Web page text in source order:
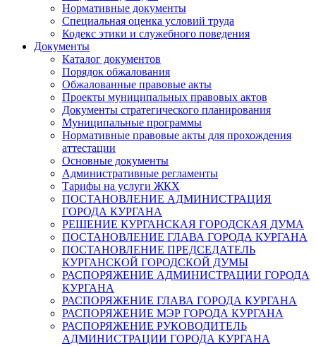
Нормативные документы
Специальная оценка условий труда
Кодекс этики и служебного поведения
Документы
Каталог документов
Порядок обжалования
Обжалованные правовые акты
Проекты муниципальных правовых актов
Документы стратегического планирования
Муниципальные программы
Нормативные правовые акты для прохождения
аттестации
Основные документы
Административные регламенты
Тарифы на услуги ЖКХ
ПОСТАНОВЛЕНИЕ АДМИНИСТРАЦИЯ
ГОРОДА КУРГАНА
РЕШЕНИЕ КУРГАНСКАЯ ГОРОДСКАЯ ДУМА
ПОСТАНОВЛЕНИЕ ГЛАВА ГОРОДА КУРГАНА
ПОСТАНОВЛЕНИЕ ПРЕДСЕДАТЕЛЬ
КУРГАНСКОЙ ГОРОДСКОЙ ДУМЫ
РАСПОРЯЖЕНИЕ АДМИНИСТРАЦИИ ГОРОДА
КУРГАНА
РАСПОРЯЖЕНИЕ ГЛАВА ГОРОДА КУРГАНА
РАСПОРЯЖЕНИЕ МЭР ГОРОДА КУРГАНА
РАСПОРЯЖЕНИЕ РУКОВОДИТЕЛЬ
АДМИНИСТРАЦИИ ГОРОДА КУРГАНА